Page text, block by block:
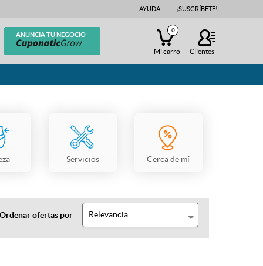
AYUDA ¡SUSCRÍBETE!
ANUNCIA TU NEGOCIO
Clientes
0
Mi carro
Servicios Cerca de mí
Ordenar ofertas por Relevancia